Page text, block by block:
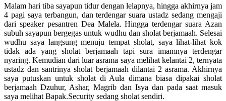
Malam hari tiba sayapun tidur dengan lelapnya, hingga akhirnya jam
4 pagi saya terbangun, dan terdengar suara ustadz sedang mengaji
dari speaker pesantren Dea Malela. Hingga terdengar suara Azan
subuh sayapun bergegas untuk wudhu dan sholat berjamaah. Selesai
wudhu saya langsung menuju tempat sholat, saya lihat-lihat kok
tidak ada yang sholat berjamaah tapi sura imamnya terdengar
nyaring. Kemudian dari luar asrama saya melihat kelantai 2, ternyata
ustadz dan santrinya sholat berjamaah dilantai 2 asrama. Akhirnya
saya putuskan untuk sholat di Aula dimana biasa dipakai sholat
berjamaah Dzuhur, Ashar, Magrib dan Isya dan pada saat masuk
saya melihat Bapak.Security sedang sholat sendiri.